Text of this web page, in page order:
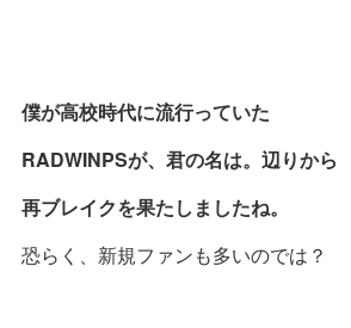
僕が高校時代に流行っていた
RADWINPSが、君の名は。辺りから
再ブレイクを果たしましたね。
恐らく、新規ファンも多いのでは？